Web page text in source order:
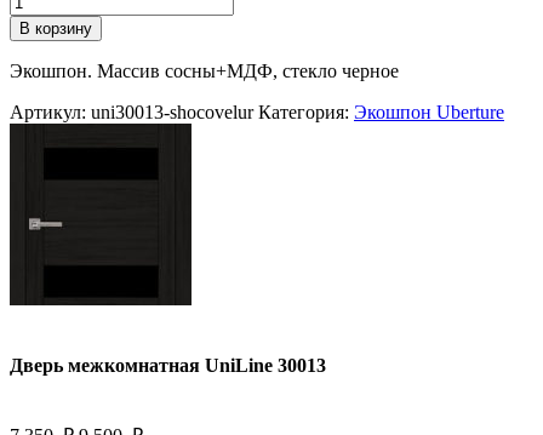
товара
Дверь
межкомнатная
30013
В корзину
Экошпон. Массив сосны+МДФ, стекло черное
Артикул: uni30013-shocovelur Категория: Экошпон Uberture
Дверь межкомнатная UniLine 30013